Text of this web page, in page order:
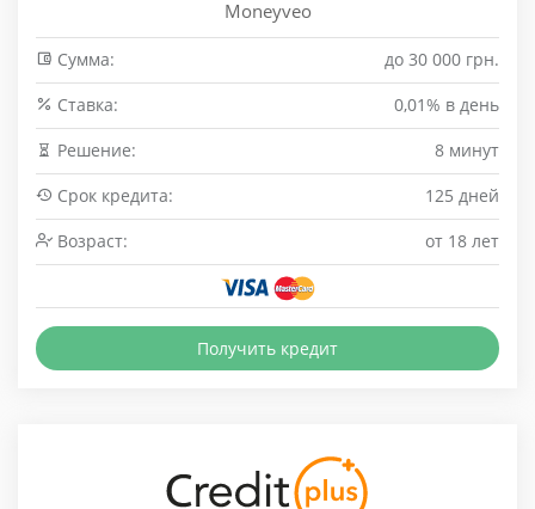
Moneyveo
Сумма:
до 30 000 грн.
Cтавка:
0,01% в день
Решение:
8 минут
Срок кредита:
125 дней
Возраст:
от 18 лет
Получить кредит